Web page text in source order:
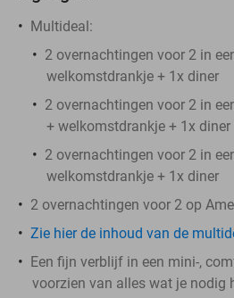
Multideal:
2 overnachtingen voor 2 in
welkomstdrankje + 1x diner
2 overnachtingen voor 2 in
+ welkomstdrankje + 1x diner
2 overnachtingen voor 2 in
welkomstdrankje + 1x diner
2 overnachtingen voor 2 op
Zie hier de inhoud van de
Een fijn verblijf in een mini-,
voorzien van alles wat je nodig